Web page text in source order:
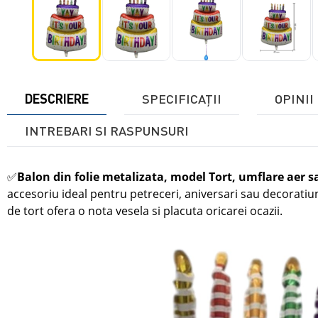
DESCRIERE SPECIFICAŢII OPINII
INTREBARI SI RASPUNSURI
✅Balon din folie metalizata, model Tort, umflare aer
accesoriu ideal pentru petreceri, aniversari sau
de tort ofera o nota vesela si placuta oricarei ocazii.